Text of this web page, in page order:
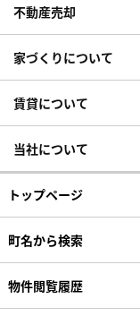
不動産売却
家づくりについて
賃貸について
当社について
トップページ
町名から検索
物件閲覧履歴